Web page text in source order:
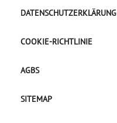
DATENSCHUTZERKLÄRUNG
COOKIE-RICHTLINIE
AGBS
SITEMAP